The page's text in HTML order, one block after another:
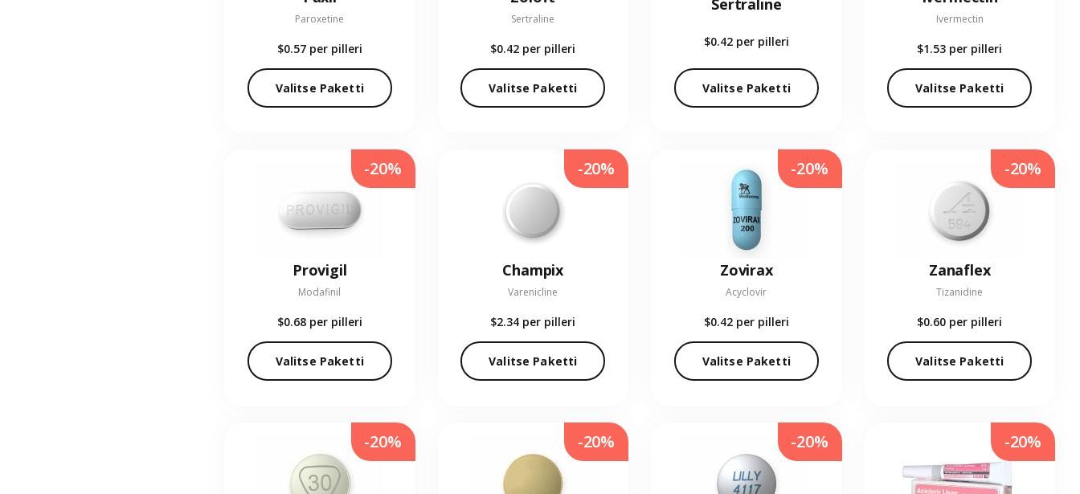
Paroxetine
$0.57 per pilleri
Valitse Paketti
Sertraline
$0.42 per pilleri
Valitse Paketti
Sertraline
$0.42 per pilleri
Valitse Paketti
Ivermectin
$1.53 per pilleri
Valitse Paketti
Provigil
Modafinil
$0.68 per pilleri
Valitse Paketti
-20%
Champix
Varenicline
$2.34 per pilleri
Valitse Paketti
-20%
Zovirax
Acyclovir
$0.42 per pilleri
Valitse Paketti
-20%
Zanaflex
Tizanidine
$0.60 per pilleri
Valitse Paketti
-20%
-20% -20% -20% -20%